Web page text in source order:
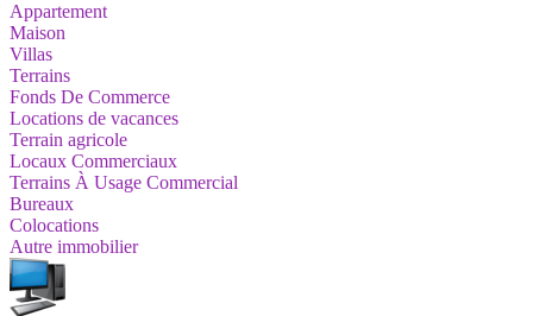
Appartement
Maison
Villas
Terrains
Fonds De Commerce
Locations de vacances
Terrain agricole
Locaux Commerciaux
Terrains À Usage Commercial
Bureaux
Colocations
Autre immobilier